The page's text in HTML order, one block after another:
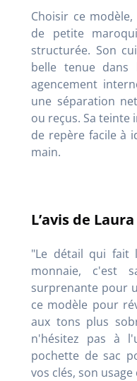
Choisir ce
de petite
structurée. Son
belle tenue
agencement
une séparation
ou reçus. Sa
de repère facile à
main.
L’avis de Laura
"Le détail qui fait
monnaie, c'est
surprenante pour
ce modèle pour
aux tons plus
n'hésitez pas à
pochette de sac
vos clés, son